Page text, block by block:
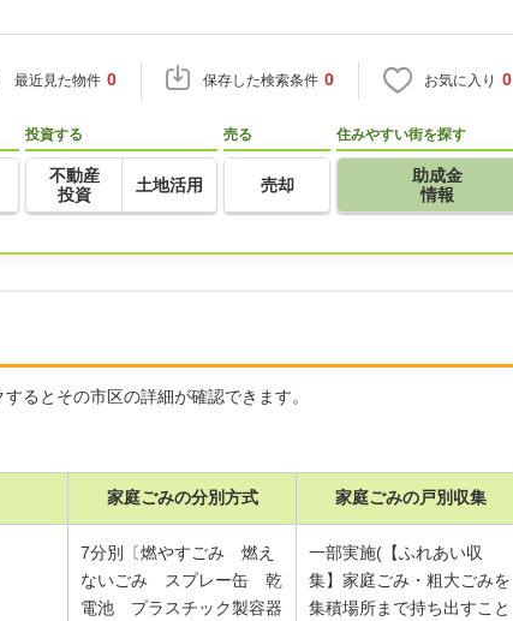
最近見た物件 0 保存した検索条件 0 お気に入り 0
投資する
不動産
投資
土地活用
売る
売却
住みやすい街を探す
助成金
情報
るとその市区の詳細が確認できます。
家庭ごみの分別方式 家庭ごみの戸別収集
7分別〔燃やすごみ 燃え
ないごみ スプレー缶 乾
電池 プラスチック製容器
一部実施(【ふれあい収
集】家庭ごみ・粗大ごみを
集積場所まで持ち出すこと